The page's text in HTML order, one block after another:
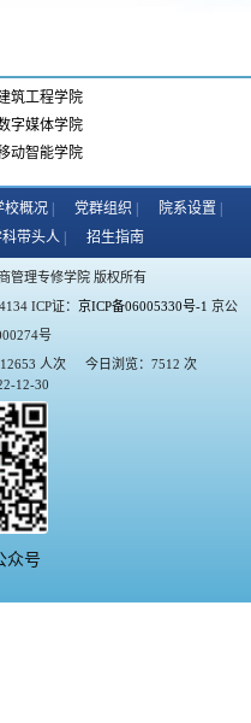
筑工程学院
字媒体学院
动智能学院
校概况 党群组织
院系设置
带头人 招生指南
管理专修学院 版权所有
ICP证： 京ICP备06005330号-1 京公
号
人次
今日浏览：7512 次
12-30
众号